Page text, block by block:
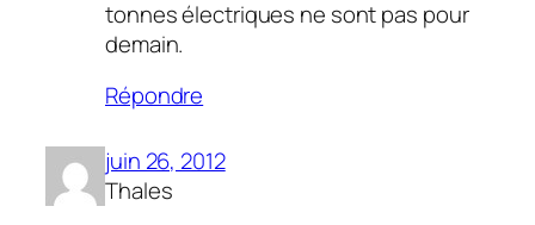
tonnes électriques ne sont pas pour
demain.
Répondre
juin 26, 2012
Thales